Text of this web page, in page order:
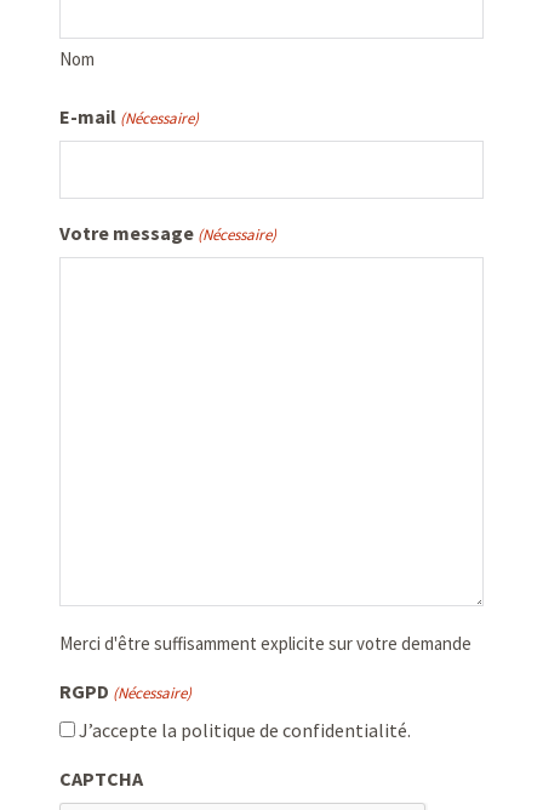
Nom
E-mail (Nécessaire)
Votre message (Nécessaire)
Merci d'être suffisamment explicite sur votre demande
RGPD (Nécessaire)
J’accepte la politique de confidentialité.
CAPTCHA